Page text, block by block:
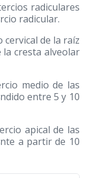
radiculares
radicular.
de la raíz
la cresta alveolar
medio de las
entre 5 y 10
apical de las
a partir de 10